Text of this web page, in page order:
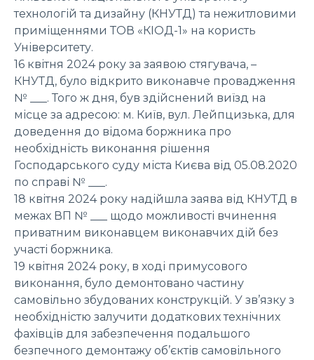
технологій та дизайну (КНУТД) та нежитловими
приміщеннями ТОВ «КІОД-1» на користь
Університету.
16 квітня 2024 року за заявою стягувача, –
КНУТД, було відкрито виконавче провадження
№ ___. Того ж дня, був здійснений виїзд на
місце за адресою: м. Київ, вул. Лейпцизька, для
доведення до відома боржника про
необхідність виконання рішення
Господарського суду міста Києва від 05.08.2020
по справі № ___.
18 квітня 2024 року надійшла заява від КНУТД в
межах ВП № ___ щодо можливості вчинення
приватним виконавцем виконавчих дій без
участі боржника.
19 квітня 2024 року, в ході примусового
виконання, було демонтовано частину
самовільно збудованих конструкцій. У зв’язку з
необхідністю залучити додаткових технічних
фахівців для забезпечення подальшого
безпечного демонтажу об’єктів самовільного